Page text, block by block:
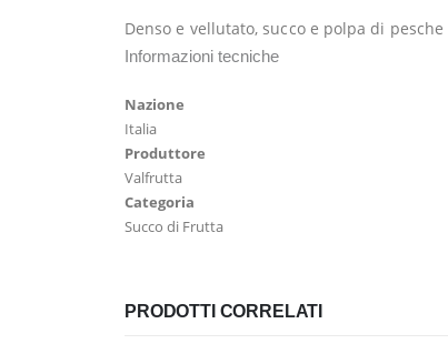
Denso e vellutato, succo e polpa di
Informazioni tecniche
Nazione
Italia
Produttore
Valfrutta
Categoria
Succo di Frutta
PRODOTTI CORRELATI